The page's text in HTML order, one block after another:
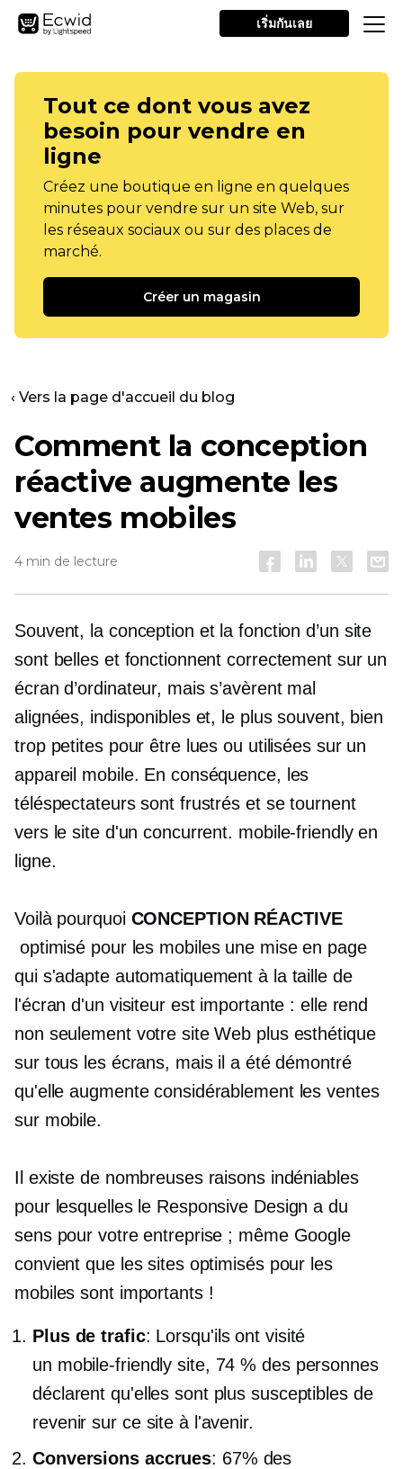
เริ่มกันเลย
Tout ce dont vous avez
besoin pour vendre en
ligne
Créez une boutique en ligne en quelques
minutes pour vendre sur un site Web, sur
les réseaux sociaux ou sur des places de
marché.
Créer un magasin
‹ Vers la page d'accueil du blog
Comment la conception
réactive augmente les
ventes mobiles
4 min de lecture
Souvent, la conception et la fonction d’un site
sont belles et fonctionnent correctement sur un
écran d’ordinateur, mais s’avèrent mal
alignées, indisponibles et, le plus souvent, bien
trop petites pour être lues ou utilisées sur un
appareil mobile. En conséquence, les
téléspectateurs sont frustrés et se tournent
vers le site d'un concurrent. mobile-friendlyen
ligne.
Voilà pourquoi CONCEPTION RÉACTIVE
optimisé pour les mobilesune mise en page
qui s'adapte automatiquement à la taille de
l'écran d'un visiteur est importante : elle rend
non seulement votre site Web plus esthétique
sur tous les écrans, mais il a été démontré
qu'elle augmente considérablement les ventes
sur mobile.
Il existe de nombreuses raisons indéniables
pour lesquelles le Responsive Design a du
sens pour votre entreprise ; même Google
convient que les sites optimisés pour les
mobiles sont importants !
Plus de trafic: Lorsqu'ils ont visité
un mobile-friendly site, 74 % des personnes
déclarent qu'elles sont plus susceptibles de
revenir sur ce site à l'avenir.
Conversions accrues: 67% des